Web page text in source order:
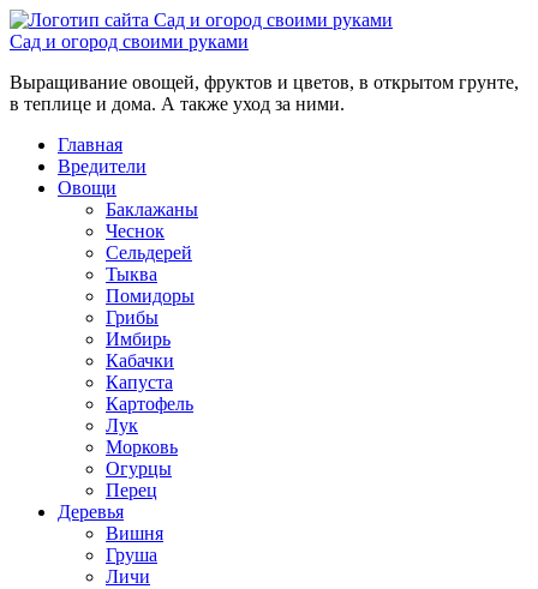
Сад и огород своими руками
Выращивание овощей, фруктов и цветов, в открытом грунте,
в теплице и дома. А также уход за ними.
Главная
Вредители
Овощи
Баклажаны
Чеснок
Сельдерей
Тыква
Помидоры
Грибы
Имбирь
Кабачки
Капуста
Картофель
Лук
Морковь
Огурцы
Перец
Деревья
Вишня
Груша
Личи